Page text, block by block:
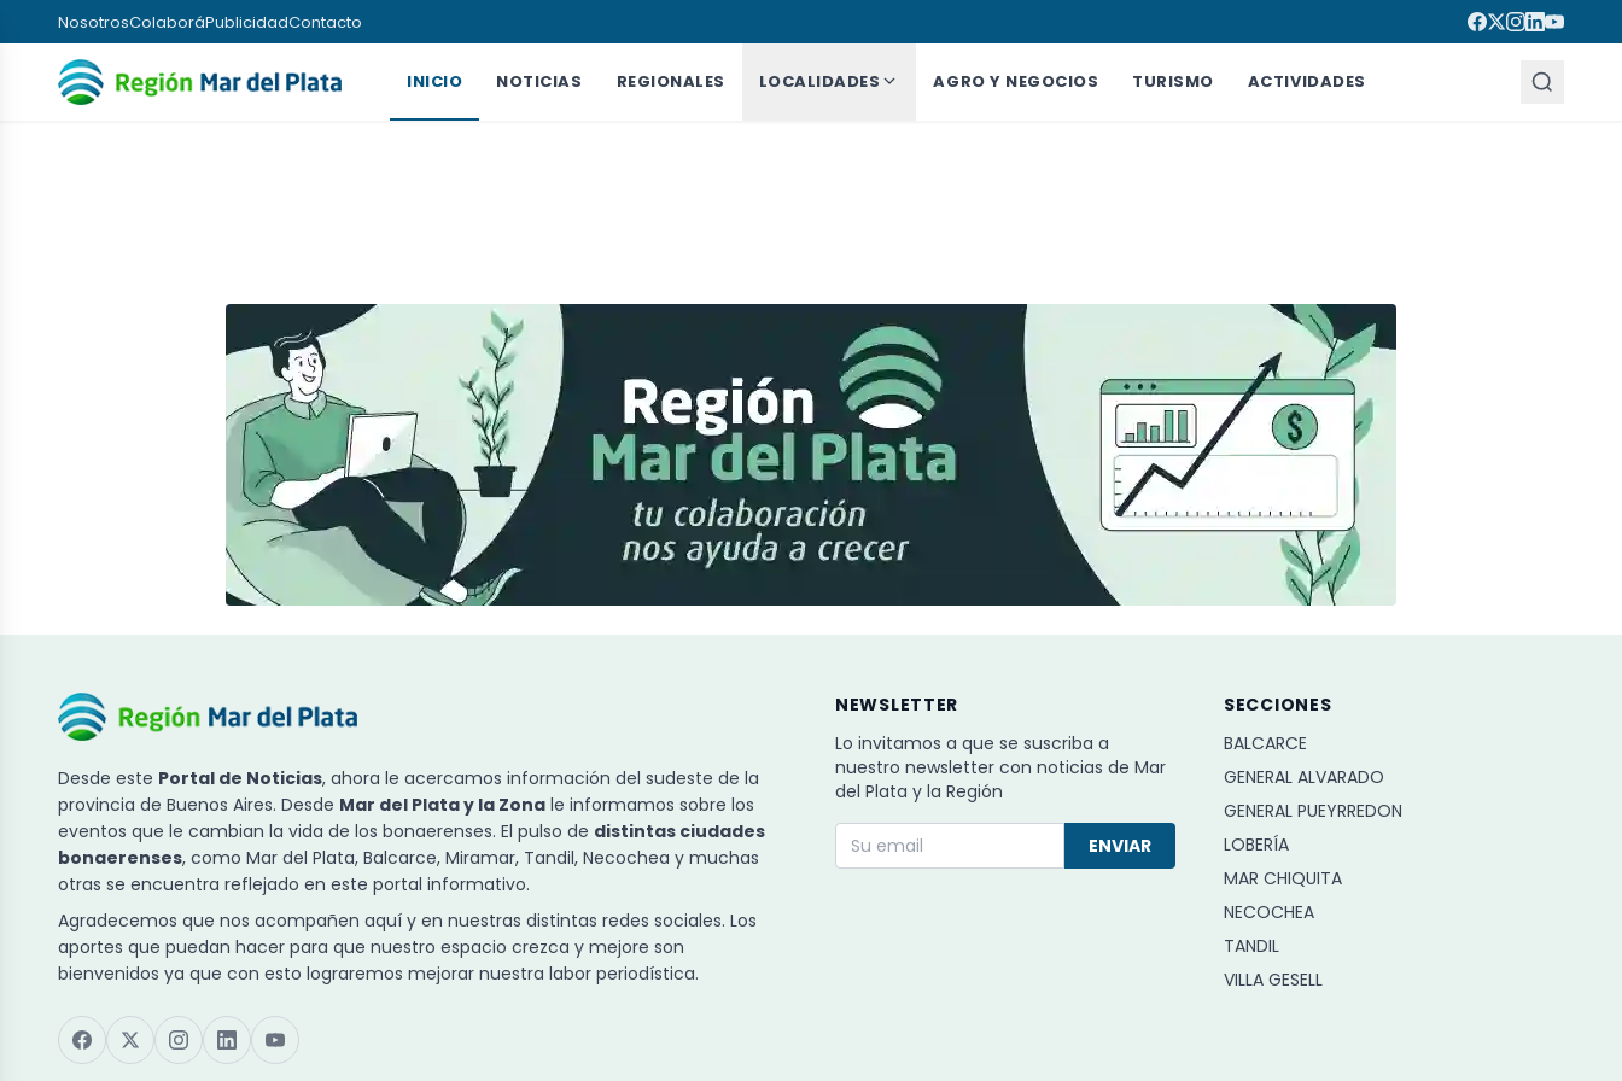
NosotrosColaboráPublicidadContacto
INICIO NOTICIAS REGIONALES LOCALIDADES AGRO Y NEGOCIOS TURISMO ACTIVIDADES
Desde este Portal de Noticias, ahora le acercamos información del sudeste de la
provincia de Buenos Aires. Desde Mar del Plata y la Zona le informamos sobre los
eventos que le cambian la vida de los bonaerenses. El pulso de distintas ciudades
bonaerenses, como Mar del Plata, Balcarce, Miramar, Tandil, Necochea y muchas
otras se encuentra reflejado en este portal informativo.
Agradecemos que nos acompañen aquí y en nuestras distintas redes sociales. Los
aportes que puedan hacer para que nuestro espacio crezca y mejore son
bienvenidos ya que con esto lograremos mejorar nuestra labor periodística.
NEWSLETTER
Lo invitamos a que se suscriba a
nuestro newsletter con noticias de Mar
del Plata y la Región
ENVIAR
SECCIONES
BALCARCE
GENERAL ALVARADO
GENERAL PUEYRREDON
LOBERÍA
MAR CHIQUITA
NECOCHEA
TANDIL
VILLA GESELL